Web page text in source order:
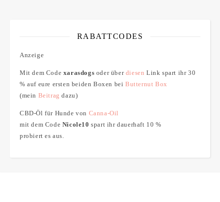
RABATTCODES
Anzeige
Mit dem Code xarasdogs oder über diesen Link spart ihr 30
% auf eure ersten beiden Boxen beiButternut Box
(mein Beitrag dazu)
CBD-Öl für Hunde von Canna-Oil
mit dem Code Nicole10 spart ihr dauerhaft 10 %
probiert es aus.